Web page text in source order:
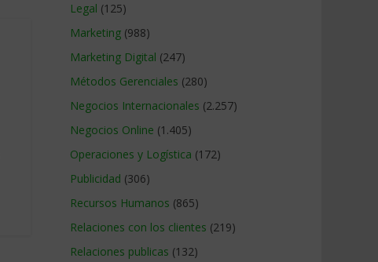
Legal (125)
Marketing (988)
Marketing Digital (247)
Métodos Gerenciales (280)
Negocios Internacionales (2.257)
Negocios Online (1.405)
Operaciones y Logística (172)
Publicidad (306)
Recursos Humanos (865)
Relaciones con los clientes (219)
Relaciones publicas (132)